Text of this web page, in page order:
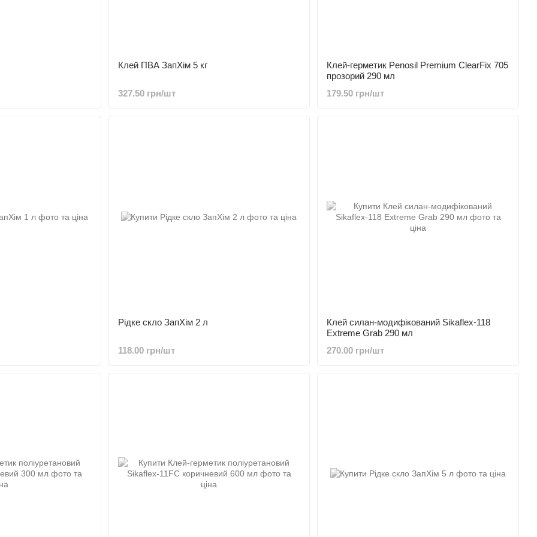
Клей ПВА ЗапХім 5 кг
327.50 грн/шт
Клей-герметик Penosil Premium ClearFix 705
прозорий 290 мл
179.50 грн/шт
Рідке скло ЗапХім 2 л
118.00 грн/шт
Клей силан-модифікований Sikaflex-118
Extreme Grab 290 мл
270.00 грн/шт